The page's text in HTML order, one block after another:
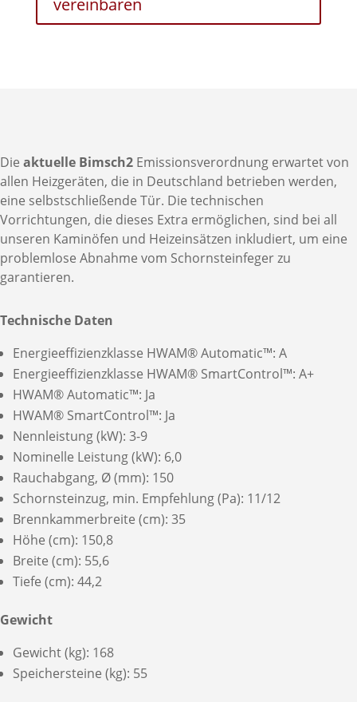
vereinbaren
Die aktuelle Bimsch2 Emissionsverordnung erwartet von
allen Heizgeräten, die in Deutschland betrieben werden,
eine selbstschließende Tür. Die technischen
Vorrichtungen, die dieses Extra ermöglichen, sind bei all
unseren Kaminöfen und Heizeinsätzen inkludiert, um eine
problemlose Abnahme vom Schornsteinfeger zu
garantieren.
Technische Daten
Energieeffizienzklasse HWAM® Automatic™: A
Energieeffizienzklasse HWAM® SmartControl™: A+
HWAM® Automatic™: Ja
HWAM® SmartControl™: Ja
Nennleistung (kW): 3-9
Nominelle Leistung (kW): 6,0
Rauchabgang, Ø (mm): 150
Schornsteinzug, min. Empfehlung (Pa): 11/12
Brennkammerbreite (cm): 35
Höhe (cm): 150,8
Breite (cm): 55,6
Tiefe (cm): 44,2
Gewicht
Gewicht (kg): 168
Speichersteine (kg): 55